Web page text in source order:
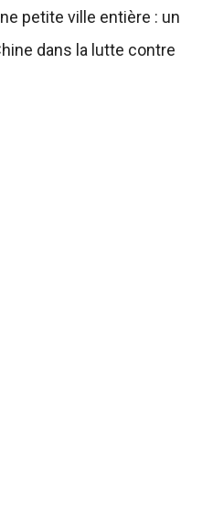
petite ville entière : un
dans la lutte contre